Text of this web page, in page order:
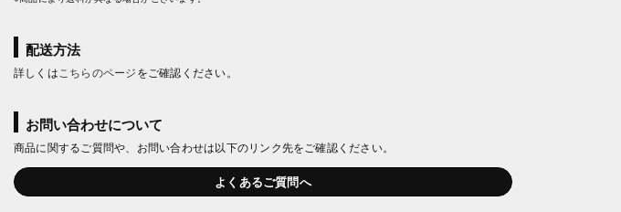
配送方法
詳しくは こちらのページをご確認ください。
お問い合わせについて
商品に関するご質問や、お問い合わせは以下のリンク先をご確認ください。
よくあるご質問へ